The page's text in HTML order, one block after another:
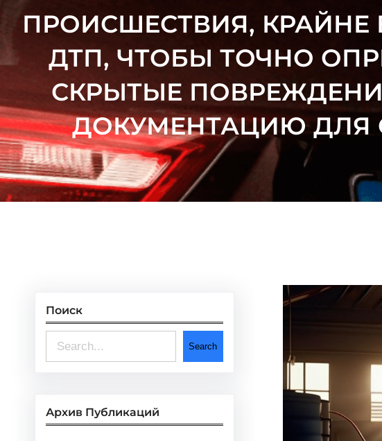
ПРОИСШЕСТВИЯ, КРАЙНЕ
ДТП, ЧТОБЫ ТОЧНО
СКРЫТЫЕ
ДОКУМЕНТАЦИЮ ДЛЯ
Поиск
e
r
Search
Архив Публикаций